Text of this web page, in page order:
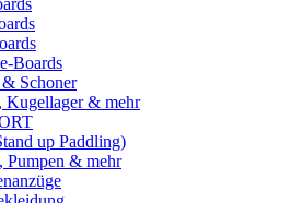
Boards
Schoner
Kugellager & mehr
up Paddling)
Pumpen & mehr